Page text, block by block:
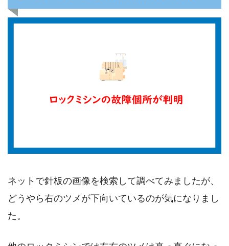
ネットで針板の画像を検索して調べてみましたが、
どうやら右のツメが下向いているのが気になりまし
た。